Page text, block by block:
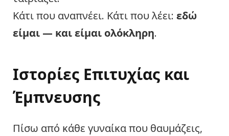
Κάτι που αναπνέει. Κάτι που λέει: εδώ
είμαι — και είμαι ολόκληρη.
Ιστορίες Επιτυχίας και
Έμπνευσης
Πίσω από κάθε γυναίκα που θαυμάζεις,